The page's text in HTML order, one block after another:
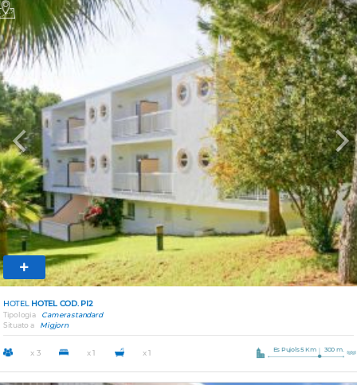
Previous
HOTEL HOTEL COD. PI2
Tipologia
Camera standard
Situato a
Migjorn
x 3 x 1 x 1 Es Pujols 5 Km 300 m.